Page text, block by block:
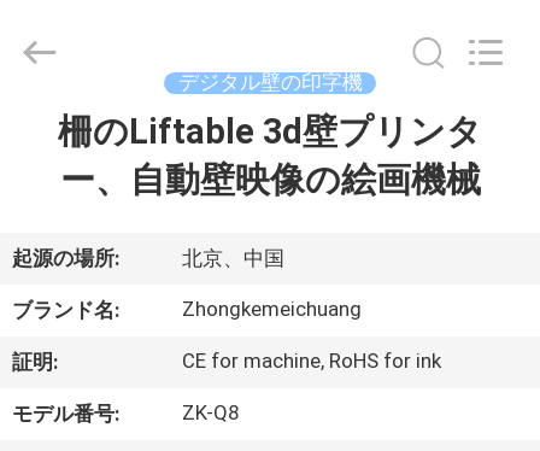
ロ
ダ
ク
ト
2025
Beijing
Technology
デジタル壁の印字機
柵のLiftable 3d壁プリンタ
ー、自動壁映像の絵画機械
起源の場所: 北京、中国
ブランド名: Zhongkemeichuang
証明: CE for machine, RoHS for ink
モデル番号: ZK-Q8